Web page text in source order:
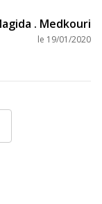
. Medkouri
le 19/01/2020